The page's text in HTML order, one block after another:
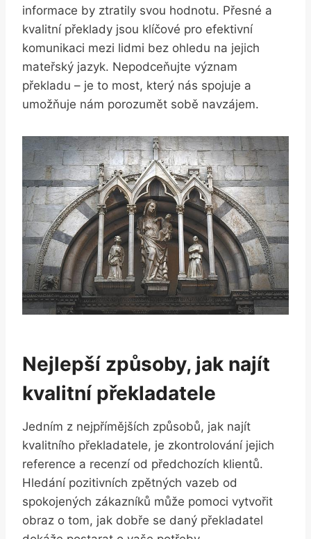
informace by ztratily svou hodnotu. Přesné a
kvalitní překlady jsou klíčové pro efektivní
komunikaci mezi lidmi bez ohledu na jejich
mateřský jazyk. Nepodceňujte význam
překladu – je to most, který nás spojuje a
umožňuje nám porozumět sobě navzájem.
Nejlepší způsoby, jak najít
kvalitní překladatele
Jedním z nejpřímějších způsobů, jak najít
kvalitního překladatele, je zkontrolování jejich
reference a recenzí od předchozích klientů.
Hledání pozitivních zpětných vazeb od
spokojených zákazníků může pomoci vytvořit
obraz o tom, jak dobře se daný překladatel